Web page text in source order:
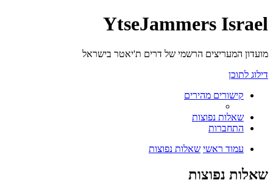
YtseJammers Israel
מועדון המעריצים הרשמי של דרים ת'יאטר בישראל
דילוג לתוכן
קישורים מהירים
שאלות נפוצות
התחברות
עמוד ראשי שאלות נפוצות
שאלות נפוצות